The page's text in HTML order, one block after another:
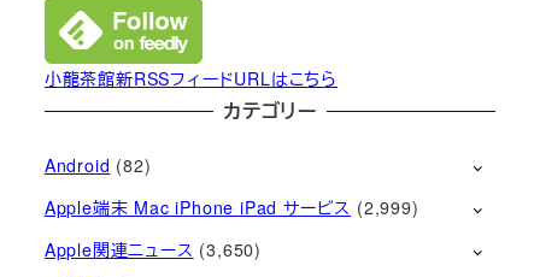
小龍茶館新RSSフィードURLはこちら
カテゴリー
Android (82)
Apple端末 Mac iPhone iPad サービス (2,999)
Apple関連ニュース (3,650)